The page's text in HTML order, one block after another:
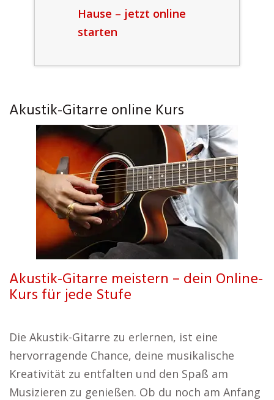
Hause – jetzt online
starten
Akustik-Gitarre online Kurs
Akustik-Gitarre meistern – dein Online-
Kurs für jede Stufe
Die Akustik-Gitarre zu erlernen, ist eine
hervorragende Chance, deine musikalische
Kreativität zu entfalten und den Spaß am
Musizieren zu genießen. Ob du noch am Anfang